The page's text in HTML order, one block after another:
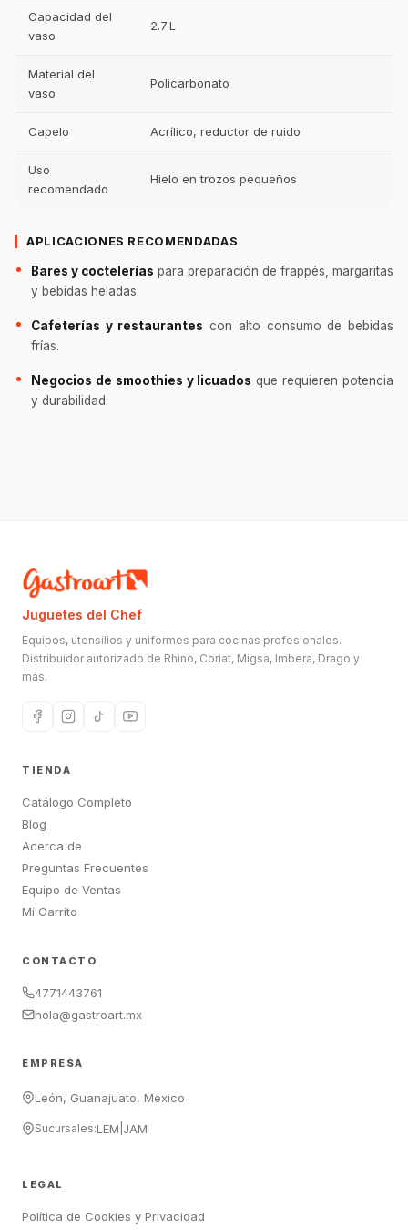
Capacidad del
vaso
2.7 L
Material del
vaso
Policarbonato
Capelo Acrílico, reductor de ruido
Uso
recomendado
Hielo en trozos pequeños
APLICACIONES RECOMENDADAS
Bares y coctelerías para preparación de frappés, margaritas
y bebidas heladas.
Cafeterías y restaurantes con alto consumo de bebidas
frías.
Negocios de smoothies y licuados que requieren potencia
y durabilidad.
Juguetes del Chef
Equipos, utensilios y uniformes para cocinas profesionales.
Distribuidor autorizado de Rhino, Coriat, Migsa, Imbera, Drago y
más.
TIENDA
Catálogo Completo
Blog
Acerca de
Preguntas Frecuentes
Equipo de Ventas
Mi Carrito
CONTACTO
4771443761
hola@gastroart.mx
EMPRESA
León, Guanajuato, México
Sucursales:LEM JAM
LEGAL
Política de Cookies y Privacidad